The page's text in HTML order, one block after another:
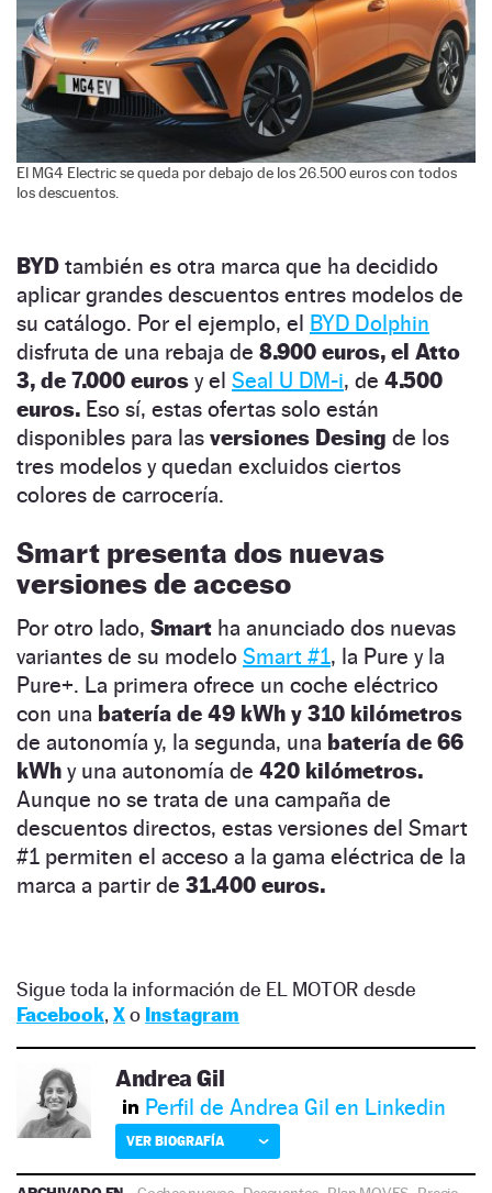
El MG4 Electric se queda por debajo de los 26.500 euros con todos
los descuentos.
BYD también es otra marca que ha decidido
aplicar grandes descuentos entres modelos de
su catálogo. Por el ejemplo, el BYD Dolphin
disfruta de una rebaja de 8.900 euros, el Atto
3, de 7.000 euros y el Seal U DM-i, de 4.500
euros. Eso sí, estas ofertas solo están
disponibles para las versiones Desing de los
tres modelos y quedan excluidos ciertos
colores de carrocería.
Smart presenta dos nuevas
versiones de acceso
Por otro lado, Smart ha anunciado dos nuevas
variantes de su modelo Smart #1, la Pure y la
Pure+. La primera ofrece un coche eléctrico
con una batería de 49 kWh y 310 kilómetros
de autonomía y, la segunda, una batería de 66
kWh y una autonomía de 420 kilómetros.
Aunque no se trata de una campaña de
descuentos directos, estas versiones del Smart
#1 permiten el acceso a la gama eléctrica de la
marca a partir de 31.400 euros.
Sigue toda la información de EL MOTOR desde
Facebook, Xo Instagram
Andrea Gil
Perfil de Andrea Gil en Linkedin
VER BIOGRAFÍA